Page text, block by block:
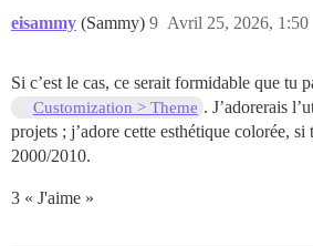
eisammy (Sammy) Avril 25, 2026, 1:50
9
Si c’est le cas, ce serait formidable que tu
Customization > Theme . J’adorerais
projets ; j’adore cette esthétique colorée, si
2000/2010.
3 « J'aime »